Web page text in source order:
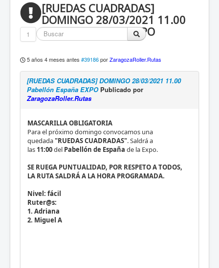
[RUEDAS CUADRADAS]
DOMINGO 28/03/2021 11.00
Pabellón España EXPO
1
5 años 4 meses antes #39186porZaragozaRoller.Rutas
[RUEDAS CUADRADAS] DOMINGO 28/03/2021 11.00
Pabellón España EXPOPublicado por
ZaragozaRoller.Rutas
MASCARILLA OBLIGATORIA
Para el próximo domingo convocamos una
quedada"RUEDAS CUADRADAS". Saldrá a
las 11:00del Pabellón de España de la Expo.
SE RUEGA PUNTUALIDAD, POR RESPETO A TODOS,
LA RUTA SALDRÁ A LA HORA PROGRAMADA.
Nivel: fácil
Ruter@s:
1. Adriana
2. Miguel A